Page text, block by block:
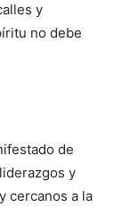
y
no debe
de
y
cercanos a la